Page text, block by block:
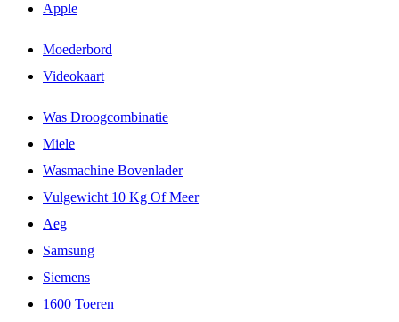
Apple
Moederbord
Videokaart
Was Droogcombinatie
Miele
Wasmachine Bovenlader
Vulgewicht 10 Kg Of Meer
Aeg
Samsung
Siemens
1600 Toeren